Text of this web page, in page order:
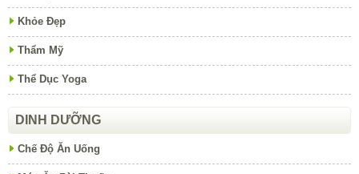
Khỏe Đẹp
Thẩm Mỹ
Thể Dục Yoga
DINH DƯỠNG
Chế Độ Ăn Uống